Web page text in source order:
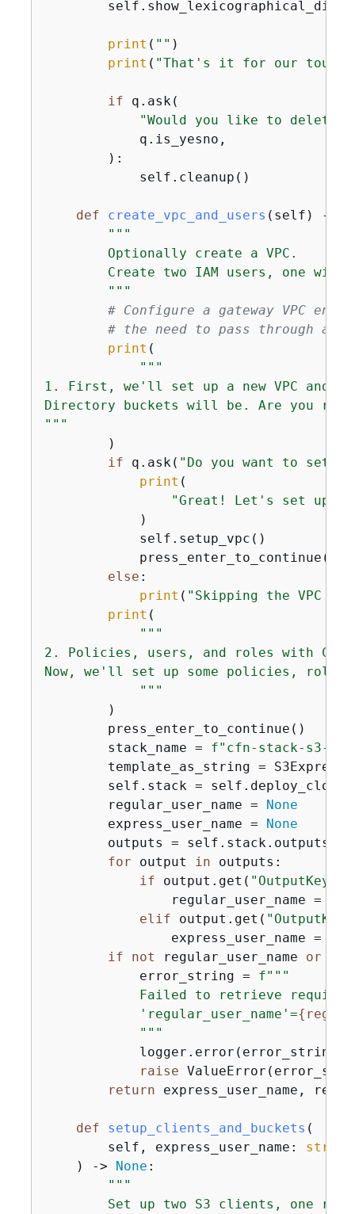
print ( "" )
print ( "That's it for our tour of
if q.ask(
"Would you like to delete
            q.is_yesno,
        ):
            self.cleanup()
def create_vpc_and_users ( self ) ->
"""
        Optionally create a VPC.
Create two IAM users, one
        """
# Configure a gateway VPC
# the need to pass through an
print (
"""
1. First, we'll set up a new VPC and
Directory buckets will be. Are you
"""
        )
if q.ask( "Do you want to setup
print (
"Great! Let's set up a
            )
            self.setup_vpc()
            press_enter_to_continue()
else :
print ( "Skipping the VPC
print (
"""
2. Policies, users, and roles with CDK.
Now, we'll set up some policies, roles,
            """
        )
        press_enter_to_continue()
        stack_name =
f"cfn-stack-s3-
template_as_string =
self.stack =
        regular_user_name =
None
        express_user_name =
None
        outputs = self.stack.outputs
for output in outputs:
if output.get( "OutputKey"
regular_user_name =
elif output.get( "OutputKey"
express_user_name =
if
not regular_user_name or
            error_string =
f"""
Failed to retrieve
            'regular_user_name'=
{
            """
            logger.error(error_string)
raise
return express_user_name,
def setup_clients_and_buckets (
        self, express_user_name:
str
) -> None :
"""
Set up two S3 clients, one